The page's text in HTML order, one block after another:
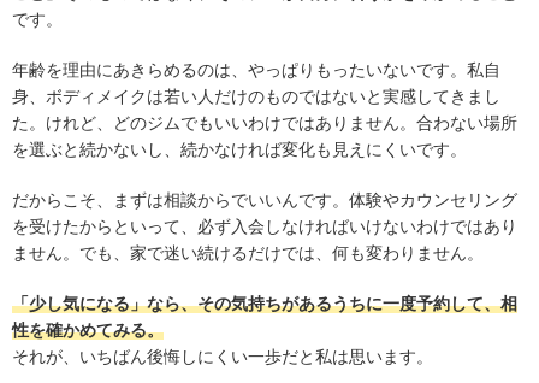
です。
年齢を理由にあきらめるのは、やっぱりもったいないです。私自
身、ボディメイクは若い人だけのものではないと実感してきまし
た。けれど、どのジムでもいいわけではありません。合わない場所
を選ぶと続かないし、続かなければ変化も見えにくいです。
だからこそ、まずは相談からでいいんです。体験やカウンセリング
を受けたからといって、必ず入会しなければいけないわけではあり
ません。でも、家で迷い続けるだけでは、何も変わりません。
「少し気になる」なら、その気持ちがあるうちに一度予約して、相
性を確かめてみる。
それが、いちばん後悔しにくい一歩だと私は思います。